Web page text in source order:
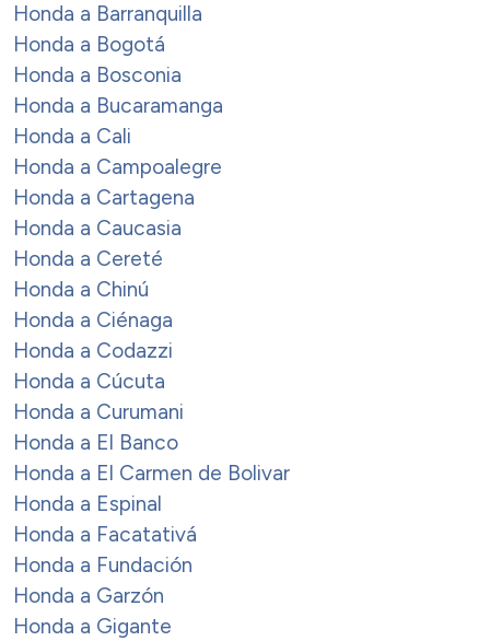
Honda a Barranquilla
Honda a Bogotá
Honda a Bosconia
Honda a Bucaramanga
Honda a Cali
Honda a Campoalegre
Honda a Cartagena
Honda a Caucasia
Honda a Cereté
Honda a Chinú
Honda a Ciénaga
Honda a Codazzi
Honda a Cúcuta
Honda a Curumani
Honda a El Banco
Honda a El Carmen de Bolivar
Honda a Espinal
Honda a Facatativá
Honda a Fundación
Honda a Garzón
Honda a Gigante